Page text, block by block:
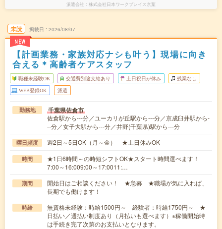
派遣会社 株式会社日本ワークプレイス京葉
未読
NEW
掲載日 2026/08/07
【計画業務・家族対応ナシも叶う】現場に向き
合える＊高齢者ケアスタッフ
職種未経験OK 交通費別途支給あり 土日祝日が休み 残業なし
WEB登録OK 派遣
勤務地 千葉県佐倉市
佐倉駅から---分／ユーカリが丘駅から---分／京成臼井駅から-
--分／女子大駅から---分／井野(千葉県)駅から---分
曜日頻度 週2日～5日OK（月～金） ★土日休みOK
時間
★1日6時間～の時短シフトOK★スタート時間選べます！
7:00～16:009:00～17:0011:…
期間
開始日はご相談ください！ ★急募 ★職場が気に入れば、
長期でも働けます！
時給
無資格未経験：時給1500円～ 経験者：時給1750円～ ★
日払い／週払い制度あり（月払いも選べます）※稼働開始時
は手続き完了次第のお支払いとなります。